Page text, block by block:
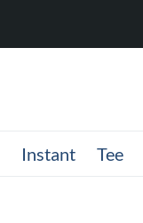
Instant Tee